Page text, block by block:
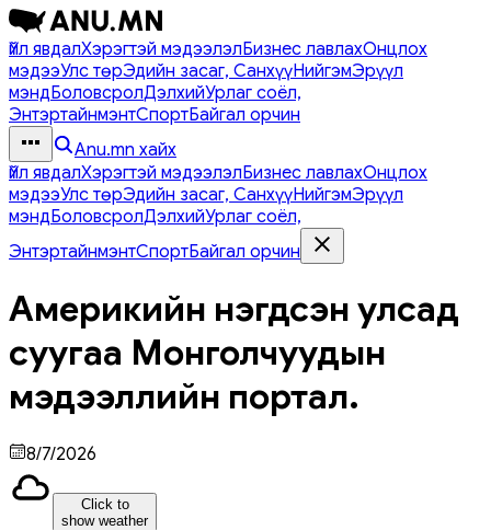
Үйл явдалХэрэгтэй мэдээлэлБизнес лавлахОнцлох
мэдээУлс төрЭдийн засаг, СанхүүНийгэмЭрүүл
мэндБоловсролДэлхийУрлаг соёл,
ЭнтэртайнмэнтСпортБайгал орчин
Anu.mn хайх
Үйл явдалХэрэгтэй мэдээлэлБизнес лавлахОнцлох
мэдээУлс төрЭдийн засаг, СанхүүНийгэмЭрүүл
мэндБоловсролДэлхийУрлаг соёл,
ЭнтэртайнмэнтСпортБайгал орчин
Америкийн нэгдсэн улсад
суугаа Монголчуудын
мэдээллийн портал.
8/7/2026
Click to
show weather